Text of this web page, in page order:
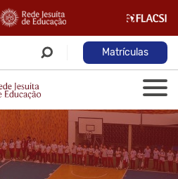
Matrículas